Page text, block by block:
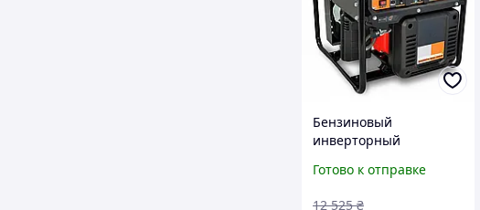
Бензиновый
инверторный
2400 2400 Вт генератор
Готово к отправке
12 525 ₴